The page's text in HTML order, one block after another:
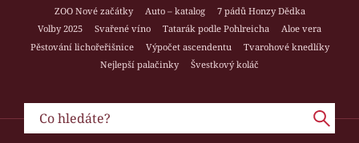
ZOO Nové začátky
Auto – katalog
7 pádů Honzy Dědka
Volby 2025
Svařené víno Tatarák podle Pohlreicha
Aloe vera
Pěstování lichořeřišnice
Výpočet ascendentu
Tvarohové knedlíky
Nejlepší palačinky
Švestkový koláč